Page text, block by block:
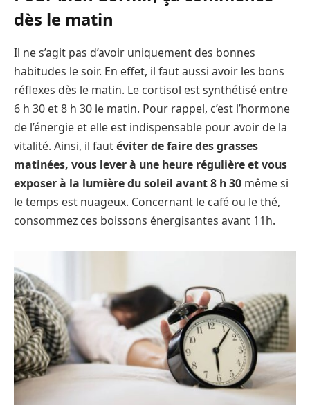
dès le matin
Il ne s’agit pas d’avoir uniquement des bonnes
habitudes le soir. En effet, il faut aussi avoir les bons
réflexes dès le matin. Le cortisol est synthétisé entre
6 h 30 et 8 h 30 le matin. Pour rappel, c’est l’hormone
de l’énergie et elle est indispensable pour avoir de la
vitalité. Ainsi, il fautéviter de faire des grasses
matinées, vous lever à une heure régulière et vous
exposer à la lumière du soleil avant 8 h 30 même si
le temps est nuageux. Concernant le café ou le thé,
consommez ces boissons énergisantes avant 11h.